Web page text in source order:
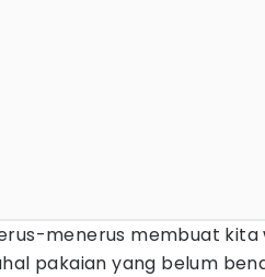
menerus membuat kita
pakaian yang belum